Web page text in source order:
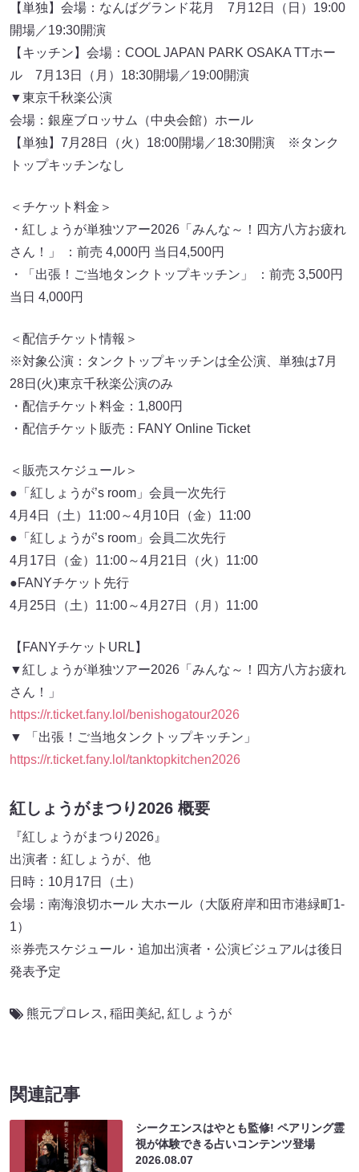
【単独】会場：なんばグランド花月 7月12日（日）19:00
開場／19:30開演
【キッチン】会場：COOL JAPAN PARK OSAKA TTホー
ル 7月13日（月）18:30開場／19:00開演
▼東京千秋楽公演
会場：銀座ブロッサム（中央会館）ホール
【単独】7月28日（火）18:00開場／18:30開演 ※タンク
トップキッチンなし
＜チケット料金＞
・紅しょうが単独ツアー2026「みんな～！四方八方お疲れ
さん！」 ：前売 4,000円 当日4,500円
・「出張！ご当地タンクトップキッチン」 ：前売 3,500円
当日 4,000円
＜配信チケット情報＞
※対象公演：タンクトップキッチンは全公演、単独は7月
28日(火)東京千秋楽公演のみ
・配信チケット料金：1,800円
・配信チケット販売：FANY Online Ticket
＜販売スケジュール＞
●「紅しょうが’s room」会員一次先行
4月4日（土）11:00～4月10日（金）11:00
●「紅しょうが’s room」会員二次先行
4月17日（金）11:00～4月21日（火）11:00
●FANYチケット先行
4月25日（土）11:00～4月27日（月）11:00
【FANYチケットURL】
▼紅しょうが単独ツアー2026「みんな～！四方八方お疲れ
さん！」
https://r.ticket.fany.lol/benishogatour2026
▼ 「出張！ご当地タンクトップキッチン」
https://r.ticket.fany.lol/tanktopkitchen2026
紅しょうがまつり2026 概要
『紅しょうがまつり2026』
出演者：紅しょうが、他
日時：10月17日（土）
会場：南海浪切ホール 大ホール（大阪府岸和田市港緑町1-
1）
※券売スケジュール・追加出演者・公演ビジュアルは後日
発表予定
熊元プロレス, 稲田美紀, 紅しょうが
関連記事
シークエンスはやとも監修! ペアリング霊
視が体験できる占いコンテンツ登場
2026.08.07